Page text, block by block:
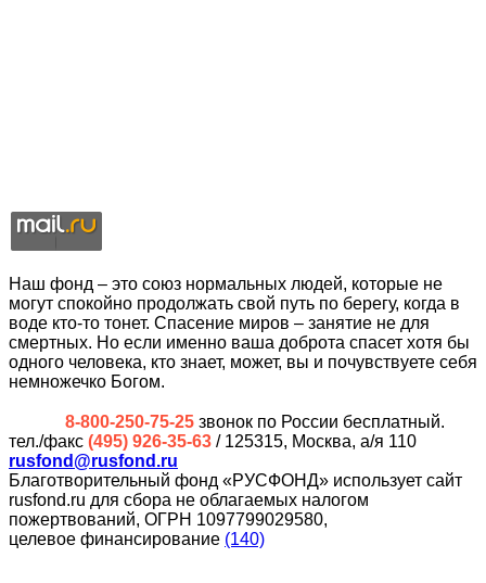
Наш фонд – это союз нормальных людей, которые не
могут спокойно продолжать свой путь по берегу, когда в
воде кто-то тонет. Спасение миров – занятие не для
смертных. Но если именно ваша доброта спасет хотя бы
одного человека, кто знает, может, вы и почувствуете себя
немножечко Богом.
8-800-250-75-25 звонок по России бесплатный.
тел./факс (495) 926-35-63 / 125315, Москва, а/я 110
rusfond@rusfond.ru
Благотворительный фонд «РУСФОНД» использует сайт
rusfond.ru для сбора не облагаемых налогом
пожертвований, ОГРН 1097799029580,
целевое финансирование (140)